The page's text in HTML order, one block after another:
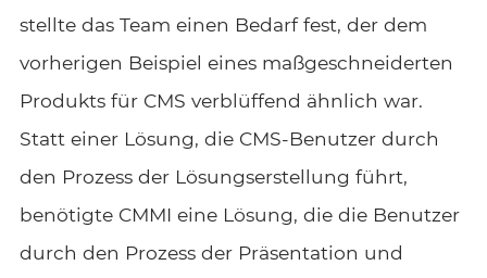
stellte das Team einen Bedarf fest, der dem
vorherigen Beispiel eines maßgeschneiderten
Produkts für CMS verblüffend ähnlich war.
Statt einer Lösung, die CMS-Benutzer durch
den Prozess der Lösungserstellung führt,
benötigte CMMI eine Lösung, die die Benutzer
durch den Prozess der Präsentation und